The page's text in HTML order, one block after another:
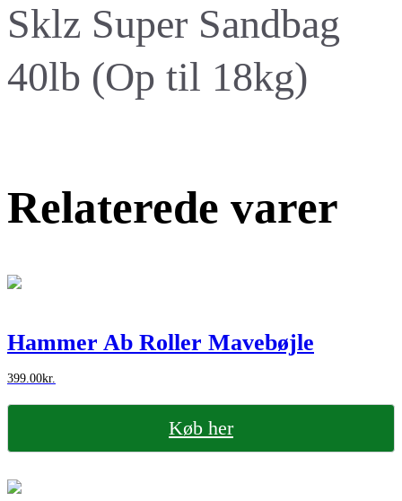
Sklz Super Sandbag
40lb (Op til 18kg)
Relaterede varer
Hammer Ab Roller Mavebøjle
399.00kr.
Køb her